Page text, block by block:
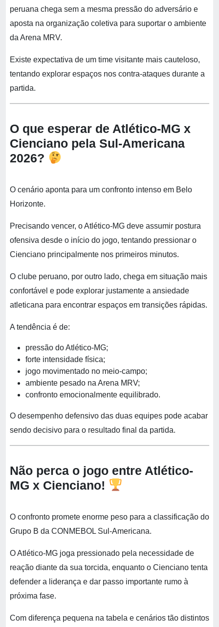
peruana chega sem a mesma pressão do adversário e
aposta na organização coletiva para suportar o ambiente
da Arena MRV.
Existe expectativa de um time visitante mais cauteloso,
tentando explorar espaços nos contra-ataques durante a
partida.
O que esperar de Atlético-MG x
Cienciano pela Sul-Americana
2026?
O cenário aponta para um confronto intenso em Belo
Horizonte.
Precisando vencer, o Atlético-MG deve assumir postura
ofensiva desde o início do jogo, tentando pressionar o
Cienciano principalmente nos primeiros minutos.
O clube peruano, por outro lado, chega em situação mais
confortável e pode explorar justamente a ansiedade
atleticana para encontrar espaços em transições rápidas.
A tendência é de:
pressão do Atlético-MG;
forte intensidade física;
jogo movimentado no meio-campo;
ambiente pesado na Arena MRV;
confronto emocionalmente equilibrado.
O desempenho defensivo das duas equipes pode acabar
sendo decisivo para o resultado final da partida.
Não perca o jogo entre Atlético-
MG x Cienciano!
O confronto promete enorme peso para a classificação do
Grupo B da CONMEBOL Sul-Americana.
O Atlético-MG joga pressionado pela necessidade de
reação diante da sua torcida, enquanto o Cienciano tenta
defender a liderança e dar passo importante rumo à
próxima fase.
Com diferença pequena na tabela e cenários tão distintos